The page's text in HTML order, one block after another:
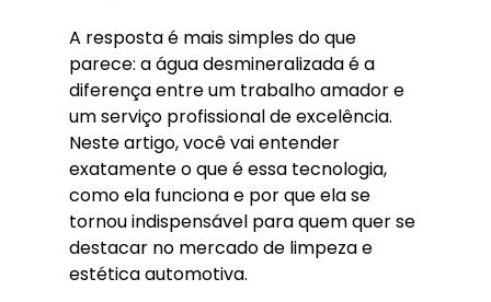
A resposta é mais simples do que
parece: a água desmineralizada é a
diferença entre um trabalho amador e
um serviço profissional de excelência.
Neste artigo, você vai entender
exatamente o que é essa tecnologia,
como ela funciona e por que ela se
tornou indispensável para quem quer se
destacar no mercado de limpeza e
estética automotiva.